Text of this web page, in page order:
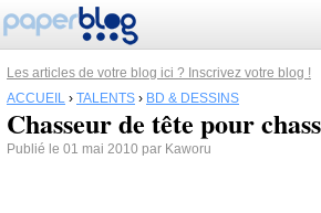
Les articles de votre blog ici ? Inscrivez votre blog !
ACCUEIL › TALENTS › BD & DESSINS
Chasseur de tête pour
Publié le 01 mai 2010 par Kaworu